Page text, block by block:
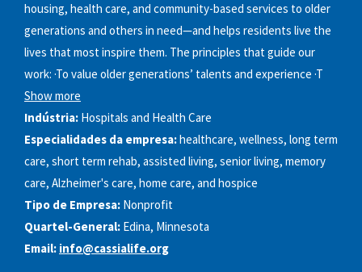
housing, health care, and community-based services to older
generations and others in need—and helps residents live the
lives that most inspire them. The principles that guide our
work: ·To value older generations’ talents and experience ·T
Show more
Indústria: Hospitals and Health Care
Especialidades da empresa:healthcare, wellness, long term
care, short term rehab, assisted living, senior living, memory
care, Alzheimer's care, home care, and hospice
Tipo de Empresa: Nonprofit
Quartel-General: Edina, Minnesota
Email: info@cassialife.org